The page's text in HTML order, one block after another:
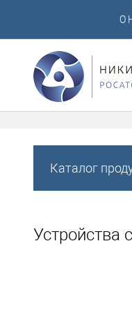
О
Каталог
Устройства